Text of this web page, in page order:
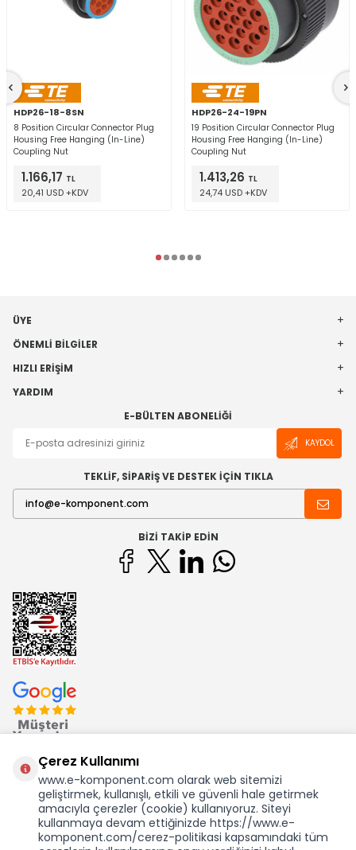
HDP26-18-8SN
8 Position Circular Connector Plug
Housing Free Hanging (In-Line)
Coupling Nut
1.166,17 TL
20,41 USD +KDV
HDP26-24-19PN
19 Position Circular Connector Plug
Housing Free Hanging (In-Line)
Coupling Nut
1.413,26 TL
24,74 USD +KDV
ÜYE
ÖNEMLI BILGILER
HIZLI ERIŞIM
YARDIM
E-BÜLTEN ABONELIĞI
KAYDOL
TEKLİF, SİPARİŞ VE DESTEK İÇİN TIKLA
BIZI TAKIP EDIN
Ekom Elk. Elektronik San. ve Tic. A.Ş.'nin Tescilli Bir Markasıdır
Çerez Kullanımı
www.e-komponent.com olarak web sitemizi
geliştirmek, kullanışlı, etkili ve güvenli hale getirmek
amacıyla çerezler (cookie) kullanıyoruz. Siteyi
kullanmaya devam ettiğinizde https://www.e-
komponent.com/cerez-politikasi kapsamındaki tüm